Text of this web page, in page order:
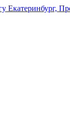
Екатеринбург,